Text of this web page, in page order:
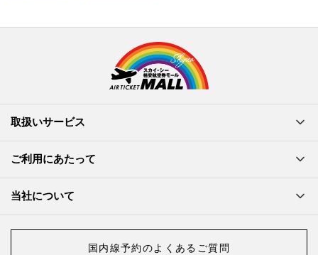
取扱いサービス
ご利用にあたって
当社について
国内線予約のよくあるご質問